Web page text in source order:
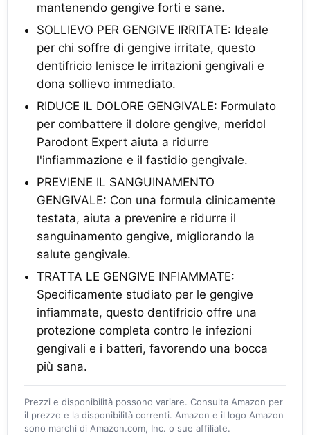
mantenendo gengive forti e sane.
SOLLIEVO PER GENGIVE IRRITATE: Ideale
per chi soffre di gengive irritate, questo
dentifricio lenisce le irritazioni gengivali e
dona sollievo immediato.
RIDUCE IL DOLORE GENGIVALE: Formulato
per combattere il dolore gengive, meridol
Parodont Expert aiuta a ridurre
l'infiammazione e il fastidio gengivale.
PREVIENE IL SANGUINAMENTO
GENGIVALE: Con una formula clinicamente
testata, aiuta a prevenire e ridurre il
sanguinamento gengive, migliorando la
salute gengivale.
TRATTA LE GENGIVE INFIAMMATE:
Specificamente studiato per le gengive
infiammate, questo dentifricio offre una
protezione completa contro le infezioni
gengivali e i batteri, favorendo una bocca
più sana.
Prezzi e disponibilità possono variare. Consulta Amazon per
il prezzo e la disponibilità correnti. Amazon e il logo Amazon
sono marchi di Amazon.com, Inc. o sue affiliate.